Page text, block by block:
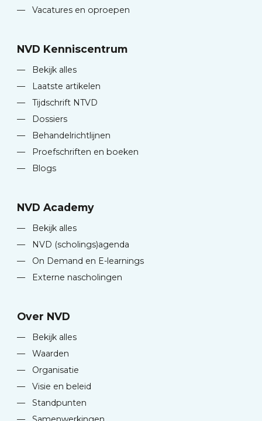
—
Vacatures en oproepen
NVD Kenniscentrum
—
Bekijk alles
—
Laatste artikelen
—
Tijdschrift NTVD
—
Dossiers
—
Behandelrichtlijnen
—
Proefschriften en boeken
—
Blogs
NVD Academy
—
Bekijk alles
—
NVD (scholings)agenda
—
On Demand en E-learnings
—
Externe nascholingen
Over NVD
—
Bekijk alles
—
Waarden
—
Organisatie
—
Visie en beleid
—
Standpunten